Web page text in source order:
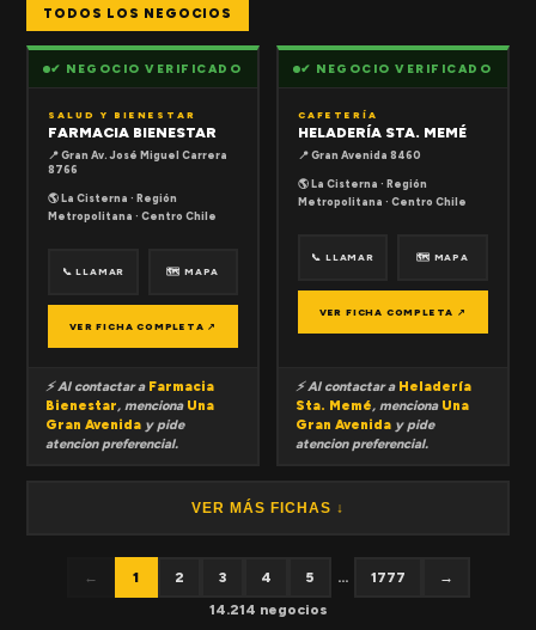
TODOS LOS NEGOCIOS
✔ NEGOCIO VERIFICADO
SALUD Y BIENESTAR
FARMACIA BIENESTAR
📍 Gran Av. José Miguel Carrera
8766
🌎 La Cisterna · Región
Metropolitana · Centro Chile
📞 LLAMAR 🗺 MAPA
VER FICHA COMPLETA ↗
⚡ Al contactar a Farmacia
Bienestar, menciona Una
Gran Avenida y pide
atencion preferencial.
✔ NEGOCIO VERIFICADO
CAFETERÍA
HELADERÍA STA. MEMÉ
📍 Gran Avenida 8460
🌎 La Cisterna · Región
Metropolitana · Centro Chile
📞 LLAMAR 🗺 MAPA
VER FICHA COMPLETA ↗
⚡ Al contactar a Heladería
Sta. Memé, menciona Una
Gran Avenida y pide
atencion preferencial.
VER MÁS FICHAS ↓
← 1 2 3 4 5 ... 1777
→
14.214 negocios